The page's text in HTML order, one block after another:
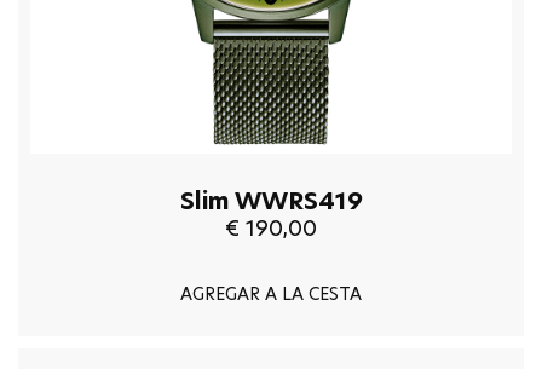
Slim WWRS419
€ 190,00
AGREGAR A LA CESTA